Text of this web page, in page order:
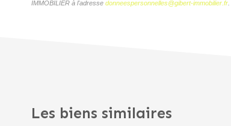
IMMOBILIER à l'adresse donneespersonnelles@gibert-immobilier.fr
Les biens similaires